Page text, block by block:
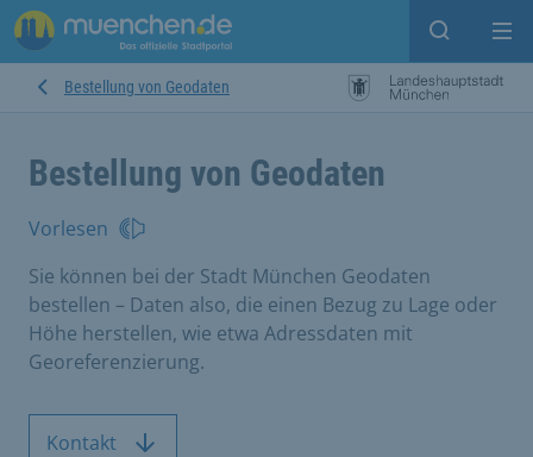
Suche
Bestellung von Geodaten
Bestellung von Geodaten
Vorlesen
Sie können bei der Stadt München Geodaten
bestellen – Daten also, die einen Bezug zu Lage oder
Höhe herstellen, wie etwa Adressdaten mit
Georeferenzierung.
Kontakt